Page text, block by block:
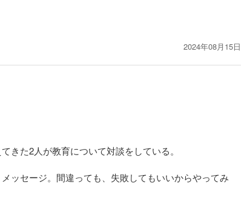
2024年08月15日
きた2人が教育について対談をしている。
ッセージ。間違っても、失敗してもいいからやってみ